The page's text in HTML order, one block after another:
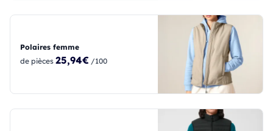
Polaires femme
de pièces 25,94€ /100